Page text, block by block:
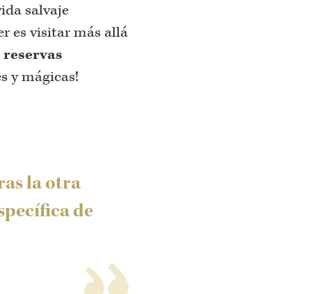
salvaje
es visitar más allá
y mágicas!
la otra
de